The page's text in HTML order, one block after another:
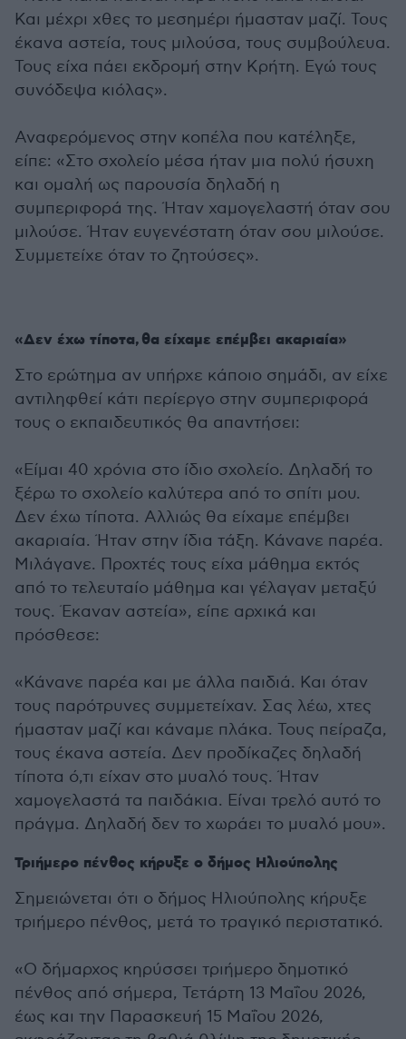
Και μέχρι χθες το μεσημέρι ήμασταν μαζί. Τους
έκανα αστεία, τους μιλούσα, τους συμβούλευα.
Τους είχα πάει εκδρομή στην Κρήτη. Εγώ τους
συνόδεψα κιόλας».
Αναφερόμενος στην κοπέλα που κατέληξε,
είπε: «Στο σχολείο μέσα ήταν μια πολύ ήσυχη
και ομαλή ως παρουσία δηλαδή η
συμπεριφορά της. Ήταν χαμογελαστή όταν σου
μιλούσε. Ήταν ευγενέστατη όταν σου μιλούσε.
Συμμετείχε όταν το ζητούσες».
«Δεν έχω τίποτα, θα είχαμε επέμβει ακαριαία»
Στο ερώτημα αν υπήρχε κάποιο σημάδι, αν είχε
αντιληφθεί κάτι περίεργο στην συμπεριφορά
τους ο εκπαιδευτικός θα απαντήσει:
«Είμαι 40 χρόνια στο ίδιο σχολείο. Δηλαδή το
ξέρω το σχολείο καλύτερα από το σπίτι μου.
Δεν έχω τίποτα. Αλλιώς θα είχαμε επέμβει
ακαριαία. Ήταν στην ίδια τάξη. Κάνανε παρέα.
Μιλάγανε. Προχτές τους είχα μάθημα εκτός
από το τελευταίο μάθημα και γέλαγαν μεταξύ
τους. Έκαναν αστεία», είπε αρχικά και
πρόσθεσε:
«Κάνανε παρέα και με άλλα παιδιά. Και όταν
τους παρότρυνες συμμετείχαν. Σας λέω, χτες
ήμασταν μαζί και κάναμε πλάκα. Τους πείραζα,
τους έκανα αστεία. Δεν προδίκαζες δηλαδή
τίποτα ό,τι είχαν στο μυαλό τους. Ήταν
χαμογελαστά τα παιδάκια. Είναι τρελό αυτό το
πράγμα. Δηλαδή δεν το χωράει το μυαλό μου».
Τριήμερο πένθος κήρυξε ο δήμος Ηλιούπολης
Σημειώνεται ότι ο δήμος Ηλιούπολης κήρυξε
τριήμερο πένθος, μετά το τραγικό περιστατικό.
«Ο δήμαρχος κηρύσσει τριήμερο δημοτικό
πένθος από σήμερα, Τετάρτη 13 Μαΐου 2026,
έως και την Παρασκευή 15 Μαΐου 2026,